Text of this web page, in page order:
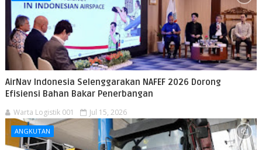
AirNav Indonesia Selenggarakan NAFEF 2026 Dorong
Efisiensi Bahan Bakar Penerbangan
Warta Logistik 001 Jul 15, 2026
ANGKUTAN